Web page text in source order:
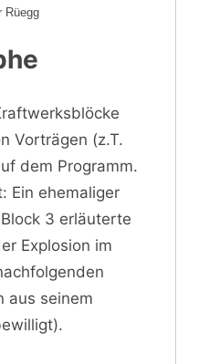
Rüegg
Vorträgen (z.T.
dem Programm.
Ein ehemaliger
3 erläuterte
Explosion im
aus seinem